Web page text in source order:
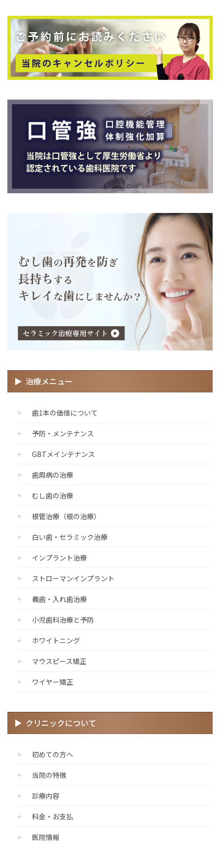
治療メニュー
歯1本の価値について
予防・メンテナンス
GBTメインテナンス
歯周病の治療
むし歯の治療
根管治療（根の治療）
白い歯・セラミック治療
インプラント治療
ストローマンインプラント
義歯・入れ歯治療
小児歯科治療と予防
ホワイトニング
マウスピース矯正
ワイヤー矯正
クリニックについて
初めての方へ
当院の特徴
診療内容
料金・お支払
医院情報